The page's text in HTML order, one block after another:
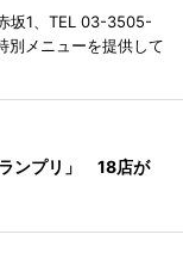
坂1、TEL 03-3505-
別メニューを提供して
ンプリ」 18店が